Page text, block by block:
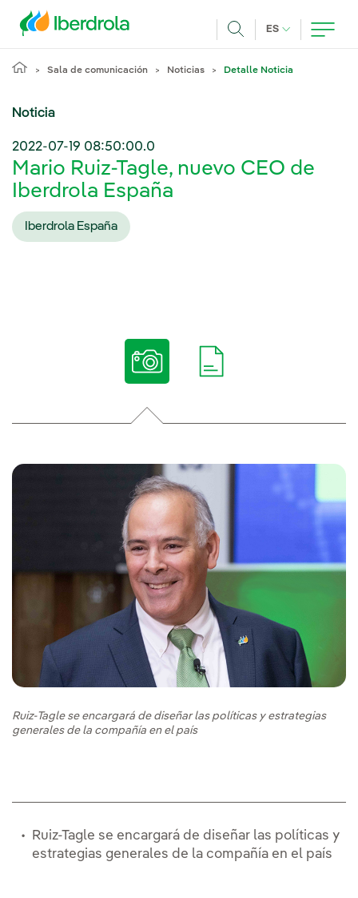
ES IDIOMA
Sala de comunicación Noticias Detalle Noticia
Noticia
2022-07-19 08:50:00.0
Mario Ruiz-Tagle, nuevo CEO de
Iberdrola España
Iberdrola España
Ruiz-Tagle se encargará de diseñar las políticas y estrategias
generales de la compañía en el país
Ruiz-Tagle se encargará de diseñar las políticas y
estrategias generales de la compañía en el país